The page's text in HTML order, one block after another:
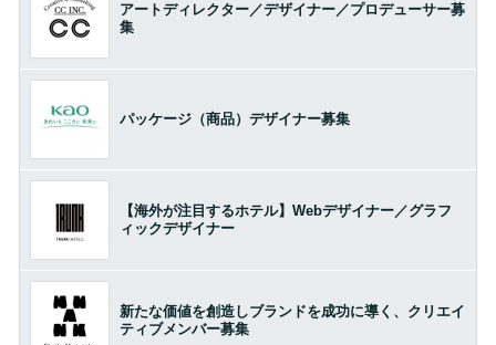
アートディレクター／デザイナー／プロデューサー募
集
パッケージ（商品）デザイナー募集
【海外が注目するホテル】Webデザイナー／グラフ
ィックデザイナー
新たな価値を創造しブランドを成功に導く、クリエイ
ティブメンバー募集